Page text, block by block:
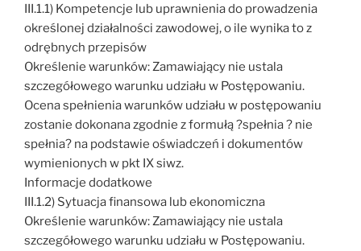
III.1.1) Kompetencje lub uprawnienia do prowadzenia
określonej działalności zawodowej, o ile wynika to z
odrębnych przepisów
Określenie warunków: Zamawiający nie ustala
szczegółowego warunku udziału w Postępowaniu.
Ocena spełnienia warunków udziału w postępowaniu
zostanie dokonana zgodnie z formułą ?spełnia ? nie
spełnia? na podstawie oświadczeń i dokumentów
wymienionych w pkt IX siwz.
Informacje dodatkowe
III.1.2) Sytuacja finansowa lub ekonomiczna
Określenie warunków: Zamawiający nie ustala
szczegółowego warunku udziału w Postępowaniu.